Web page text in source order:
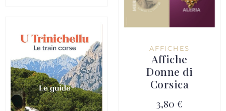
AFFICHES
Affiche
Donne di
Corsica
3,80 €